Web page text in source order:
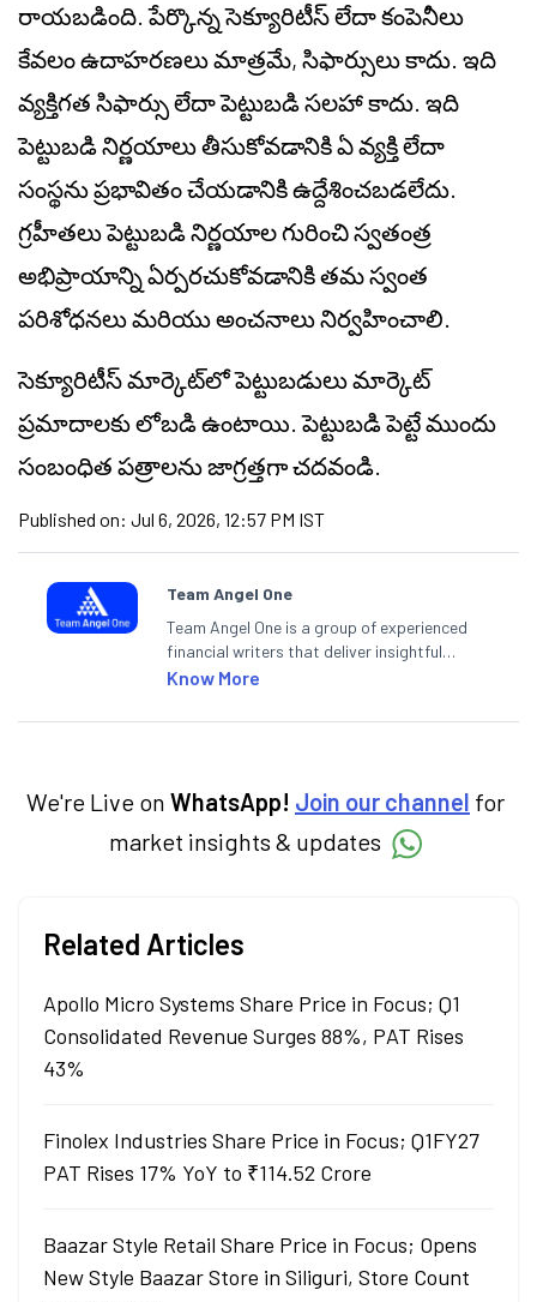
రాయబడింది. పేర్కొన్న సెక్యూరిటీస్ లేదా కంపెనీలు
కేవలం ఉదాహరణలు మాత్రమే, సిఫార్సులు కాదు. ఇది
వ్యక్తిగత సిఫార్సు లేదా పెట్టుబడి సలహా కాదు. ఇది
పెట్టుబడి నిర్ణయాలు తీసుకోవడానికి ఏ వ్యక్తి లేదా
సంస్థను ప్రభావితం చేయడానికి ఉద్దేశించబడలేదు.
గ్రహీతలు పెట్టుబడి నిర్ణయాల గురించి స్వతంత్ర
అభిప్రాయాన్ని ఏర్పరచుకోవడానికి తమ స్వంత
పరిశోధనలు మరియు అంచనాలు నిర్వహించాలి.
సెక్యూరిటీస్ మార్కెట్‌లో పెట్టుబడులు మార్కెట్
ప్రమాదాలకు లోబడి ఉంటాయి. పెట్టుబడి పెట్టే ముందు
సంబంధిత పత్రాలను జాగ్రత్తగా చదవండి.
Published on: Jul 6, 2026, 12:57 PM IST
Team Angel One
Team Angel One is a group of experienced
financial writers that deliver insightful
articles on the stock market, IPO, economy,
categories.
Know More
We're Live on WhatsApp! Join our channel for
market insights & updates
Related Articles
Apollo Micro Systems Share Price in Focus; Q1
Consolidated Revenue Surges 88%, PAT Rises
43%
Finolex Industries Share Price in Focus; Q1FY27
PAT Rises 17% YoY to ₹114.52 Crore
Baazar Style Retail Share Price in Focus; Opens
New Style Baazar Store in Siliguri, Store Count